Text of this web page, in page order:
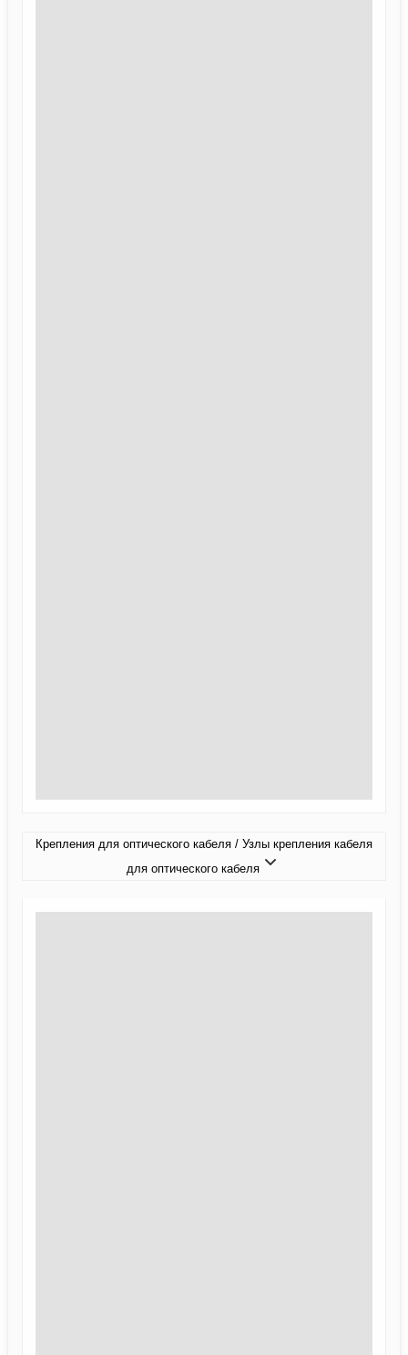
Крепления для оптического кабеля / Узлы крепления кабеля
для оптического кабеля